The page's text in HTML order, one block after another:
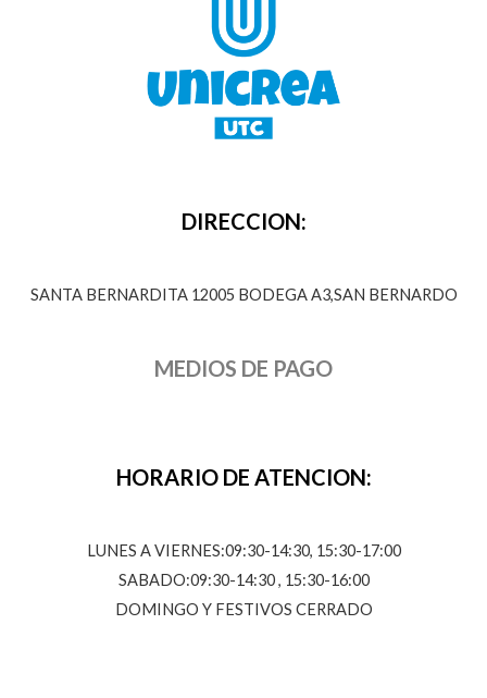
DIRECCION:
SANTA BERNARDITA 12005 BODEGA A3,SAN BERNARDO
MEDIOS DE PAGO
HORARIO DE ATENCION:
LUNES A VIERNES:09:30-14:30, 15:30-17:00
SABADO:09:30-14:30 , 15:30-16:00
DOMINGO Y FESTIVOS CERRADO